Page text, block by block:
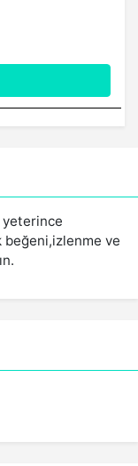
yeterince
beğeni,izlenme ve